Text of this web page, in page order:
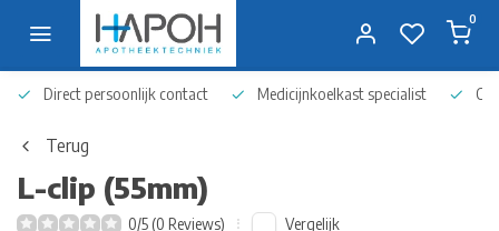
0
Direct persoonlijk contact Medicijnkoelkast specialist Op
Terug
L-clip (55mm)
0/5 (0 Reviews) Vergelijk